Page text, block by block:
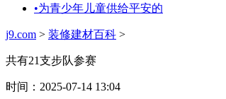
•为青少年儿童供给平安的
j9.com > 装修建材百科 >
共有21支步队参赛
时间：2025-07-14 13:04